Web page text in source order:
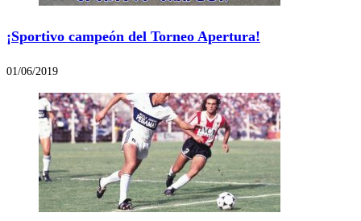
¡Sportivo campeón del Torneo Apertura!
01/06/2019